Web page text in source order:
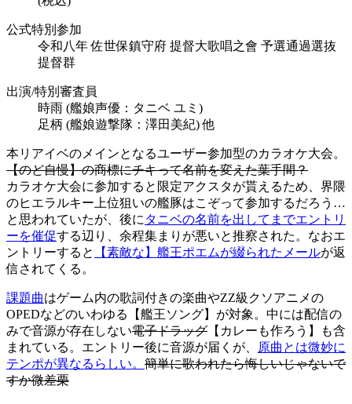
公式特別参加
令和八年 佐世保鎮守府 提督大歌唱之會 予選通過選抜
提督群
出演/特別審査員
時雨 (艦娘声優：タニベ ユミ)
足柄 (艦娘遊撃隊：澤田美紀) 他
本リアイベのメインとなるユーザー参加型のカラオケ大会。
【のど自慢】の商標にチキって名前を変えた葉手間？
カラオケ大会に参加すると限定アクスタが貰えるため、界隈
のヒエラルキー上位狙いの艦豚はこぞって参加するだろう…
と思われていたが、後に タニベの名前を出してまでエントリ
ーを催促する辺り、余程集まりが悪いと推察された。なおエ
ントリーすると
【素敵な】艦王ポエムが綴られたメールが返
信されてくる。
課題曲はゲーム内の歌詞付きの楽曲やZZ級クソアニメの
OPEDなどのいわゆる【艦王ソング】が対象。中には配信の
みで音源が存在しない電子ドラッグ 【カレーも作ろう】も含
まれている。エントリー後に音源が届くが、
原曲とは微妙に
テンポが異なるらしい。 簡単に歌われたら悔しいじゃないで
すか微差栗